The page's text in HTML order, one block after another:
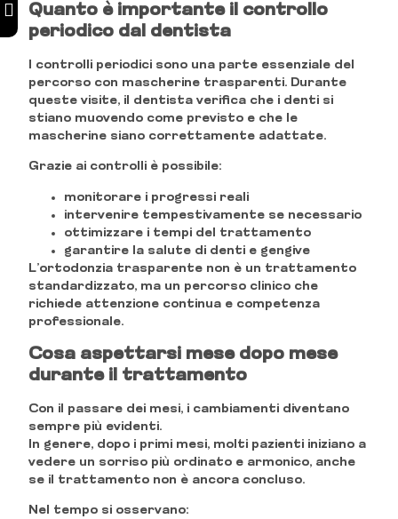
Quanto è importante il controllo
periodico dal dentista
I controlli periodici sono una parte essenziale del
percorso con mascherine trasparenti. Durante
queste visite, il dentista verifica che i denti si
stiano muovendo come previsto e che le
mascherine siano correttamente adattate.
Grazie ai controlli è possibile:
monitorare i progressi reali
intervenire tempestivamente se necessario
ottimizzare i tempi del trattamento
garantire la salute di denti e gengive
L’ortodonzia trasparente non è un trattamento
standardizzato, ma un percorso clinico che
richiede attenzione continua e competenza
professionale.
Cosa aspettarsi mese dopo mese
durante il trattamento
Con il passare dei mesi, i cambiamenti diventano
sempre più evidenti.
In genere, dopo i primi mesi, molti pazienti iniziano a
vedere un sorriso più ordinato e armonico, anche
se il trattamento non è ancora concluso.
Nel tempo si osservano: